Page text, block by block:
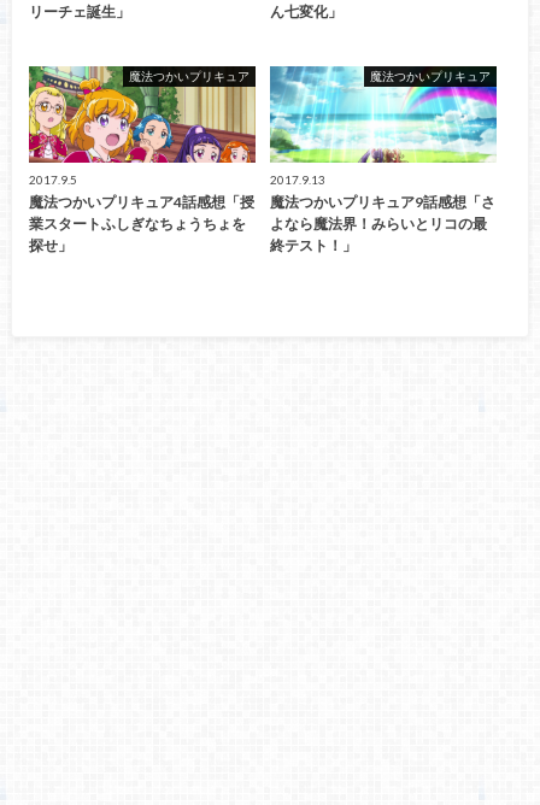
リーチェ誕生」
ん七変化」
魔法つかいプリキュア
2017.9.5
魔法つかいプリキュア4話感想「授
業スタートふしぎなちょうちょを
探せ」
魔法つかいプリキュア
2017.9.13
魔法つかいプリキュア9話感想「さ
よなら魔法界！みらいとリコの最
終テスト！」